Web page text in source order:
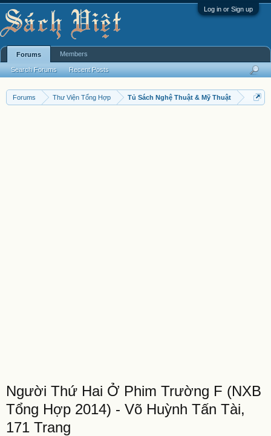
Log in or Sign up
Forums Thư Viện Tổng Hợp Tủ Sách Nghệ Thuật & Mỹ Thuật
Người Thứ Hai Ở Phim Trường F (NXB
Tổng Hợp 2014) - Võ Huỳnh Tấn Tài,
171 Trang
Forums
Search Forums Recent Posts
Members